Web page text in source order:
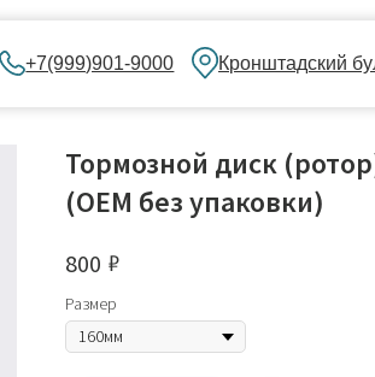
9000 Кронштадский бульвар, 35Б
Тормозной диск
(OEM без упаковки)
800 ₽
Размер